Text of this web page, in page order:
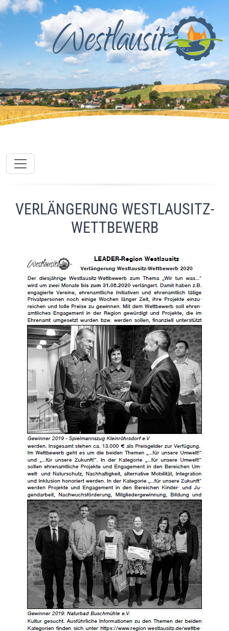
VERLÄNGERUNG WESTLAUSITZ-
WETTBEWERB